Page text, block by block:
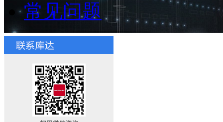
常见问题